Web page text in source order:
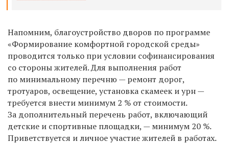
Напомним, благоустройство дворов по программе
«Формирование комфортной городской среды»
проводится только при условии софинансирования
со стороны жителей. Для выполнения работ
по минимальному перечню — ремонт дорог,
тротуаров, освещение, установка скамеек и урн —
требуется внести минимум 2 % от стоимости.
За дополнительный перечень работ, включающий
детские и спортивные площадки, — минимум 20 %.
Приветствуется и личное участие жителей в работах.